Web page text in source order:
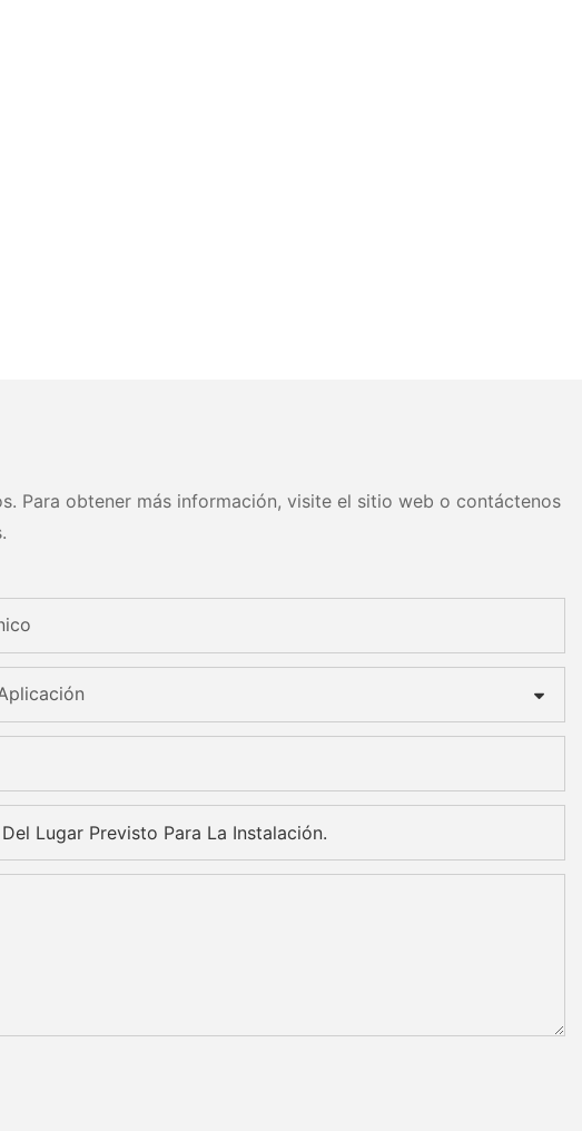
Para obtener más información, visite el sitio web o contáctenos
Lugar Previsto Para La Instalación.